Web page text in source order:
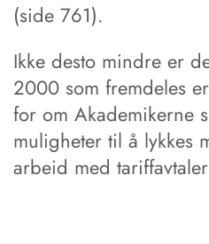
(side 761).
Ikke desto mindre er
2000 som fremdeles
for om Akademikerne
muligheter til å lykkes
arbeid med